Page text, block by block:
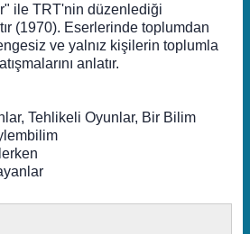
ile TRT'nin düzenlediği
(1970). Eserlerinde toplumdan
ve yalnız kişilerin toplumla
anlatır.
Tehlikeli Oyunlar, Bir Bilim